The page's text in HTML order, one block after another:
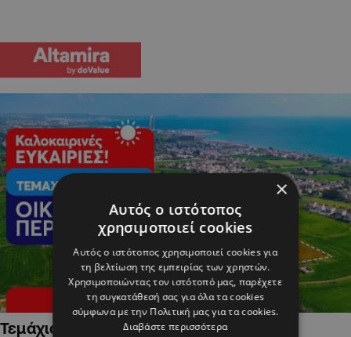
Τεμάχια Γης σε Οικιστικές Περιοχές
×
Αυτός ο ιστότοπος
χρησιμοποιεί cookies
Αυτός ο ιστότοπος χρησιμοποιεί cookies για
τη βελτίωση της εμπειρίας των χρηστών.
Χρησιμοποιώντας τον ιστότοπό μας, παρέχετε
τη συγκατάθεσή σας για όλα τα cookies
σύμφωνα με την Πολιτική μας για τα cookies.
Διαβάστε περισσότερα